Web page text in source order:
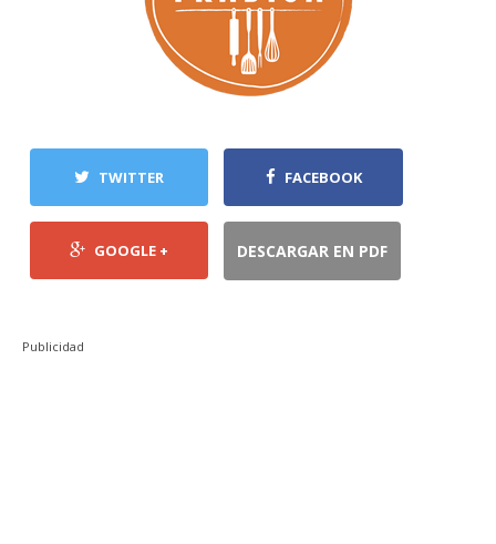
TWITTER FACEBOOK
GOOGLE + DESCARGAR EN PDF
Publicidad